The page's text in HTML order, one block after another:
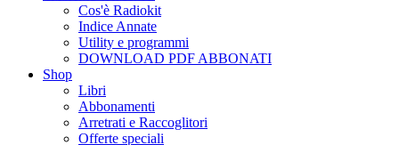
Cos'è Radiokit
Indice Annate
Utility e programmi
DOWNLOAD PDF ABBONATI
Shop
Libri
Abbonamenti
Arretrati e Raccoglitori
Offerte speciali